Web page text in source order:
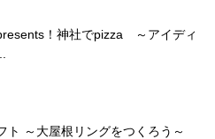
！神社でpizza ～アイディ
ト ～大屋根リングをつくろう～